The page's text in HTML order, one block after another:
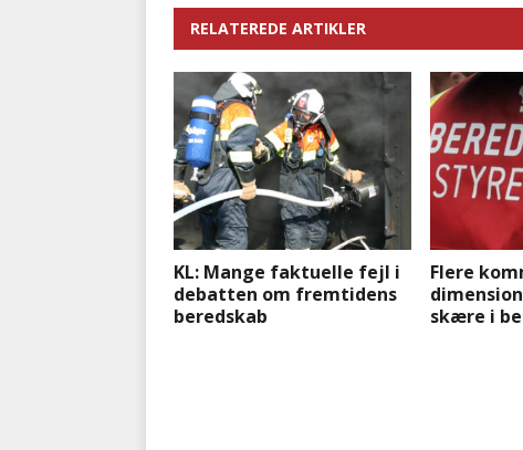
RELATEREDE ARTIKLER
KL: Mange faktuelle fejl i
debatten om fremtidens
beredskab
Flere
skære i